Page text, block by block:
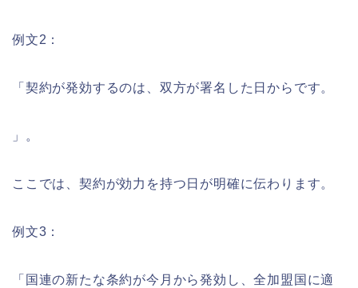
例文2：
「契約が発効するのは、双方が署名した日からです。
」。
ここでは、契約が効力を持つ日が明確に伝わります。
例文3：
「国連の新たな条約が今月から発効し、全加盟国に適